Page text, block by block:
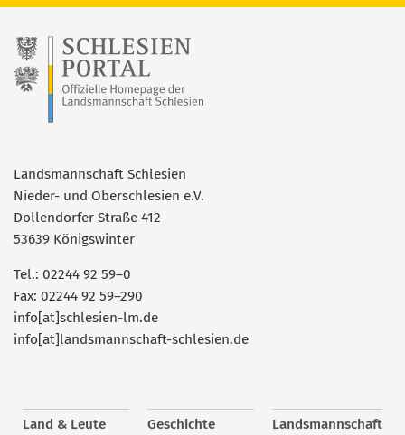
Landsmannschaft Schlesien
Nieder- und Oberschlesien e.V.
Dollendorfer Straße 412
53639 Königswinter
Tel.: 02244 92 59–0
Fax: 02244 92 59–290
info[at]schlesien-lm.de
info[at]landsmannschaft-schlesien.de
Land & Leute Geschichte Landsmannschaft